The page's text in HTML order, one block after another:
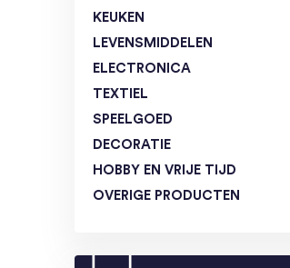
KEUKEN
LEVENSMIDDELEN
ELECTRONICA
TEXTIEL
SPEELGOED
DECORATIE
HOBBY EN VRIJE TIJD
OVERIGE PRODUCTEN